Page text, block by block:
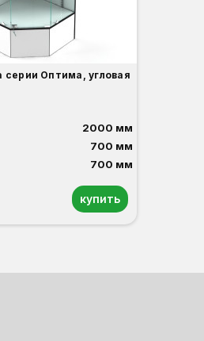
серии Оптима, угловая
2000 мм
700 мм
700 мм
купить